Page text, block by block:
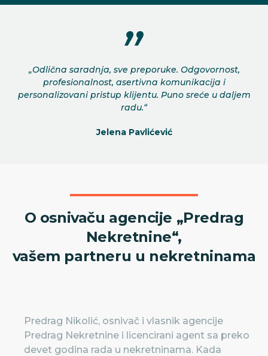
„Odlična saradnja, sve preporuke. Odgovornost,
profesionalnost, asertivna komunikacija i
personalizovani pristup klijentu. Puno sreće u daljem
radu.“
Jelena Pavlićević
O osnivaču agencije „Predrag
Nekretnine“,
vašem partneru u nekretninama
Predrag Nikolić, osnivač i vlasnik agencije
Predrag Nekretnine i licencirani agent sa preko
devet godina rada u nekretninama. Kada